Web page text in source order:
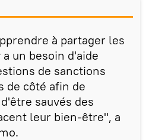
à partager les
un besoin d'aide
de sanctions
de côté afin de
sauvés des
leur bien-être", a